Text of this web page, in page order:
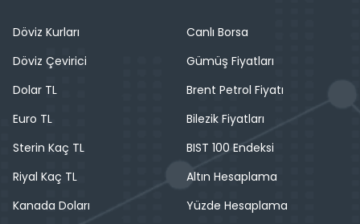
Döviz Kurları
Döviz Çevirici
Dolar TL
Euro TL
Sterin Kaç TL
Riyal Kaç TL
Kanada Doları
Canlı Borsa
Gümüş Fiyatları
Brent Petrol Fiyatı
Bilezik Fiyatları
BIST 100 Endeksi
Altın Hesaplama
Yüzde Hesaplama